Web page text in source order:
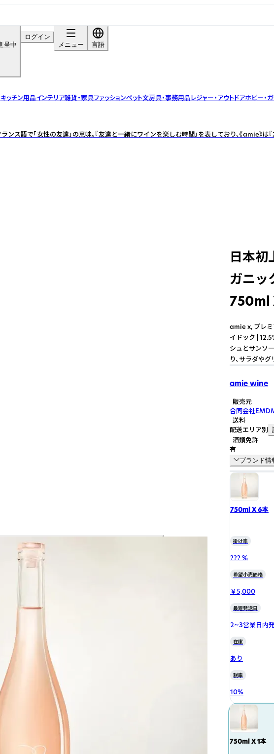
呈中
ログイン
メニュー
言語
キッチン用品インテリア雑貨・家具ファッションペット文房具・事務用品レジャー・アウトドアホビー・
ンス語で「女性の友達」の意味。『友達と一緒にワインを楽しむ時間』を表しており、《amie》は
日本初
ガニッ
750ml
amie x, プレミ
イドック |
シュとサンソ―
り、サラダや
amie wine
販売元
合同会社
送料
配送エリア別
酒類免許
有
ブランド情
750ml X 6本
掛け率
??? %
希望小売価格
￥5,000
最短発送日
2~3営業日内
在庫
あり
税率
10%
750ml X 1本